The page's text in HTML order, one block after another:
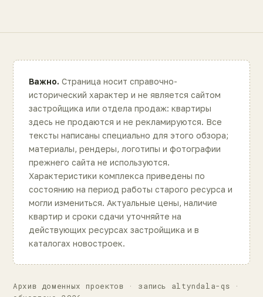
Важно. Страница носит справочно-
исторический характер и не является сайтом
застройщика или отдела продаж: квартиры
здесь не продаются и не рекламируются. Все
тексты написаны специально для этого обзора;
материалы, рендеры, логотипы и фотографии
прежнего сайта не используются.
Характеристики комплекса приведены по
состоянию на период работы старого ресурса и
могли измениться. Актуальные цены, наличие
квартир и сроки сдачи уточняйте на
действующих ресурсах застройщика и в
каталогах новостроек.
Архив доменных проектов · запись altyndala-qs ·